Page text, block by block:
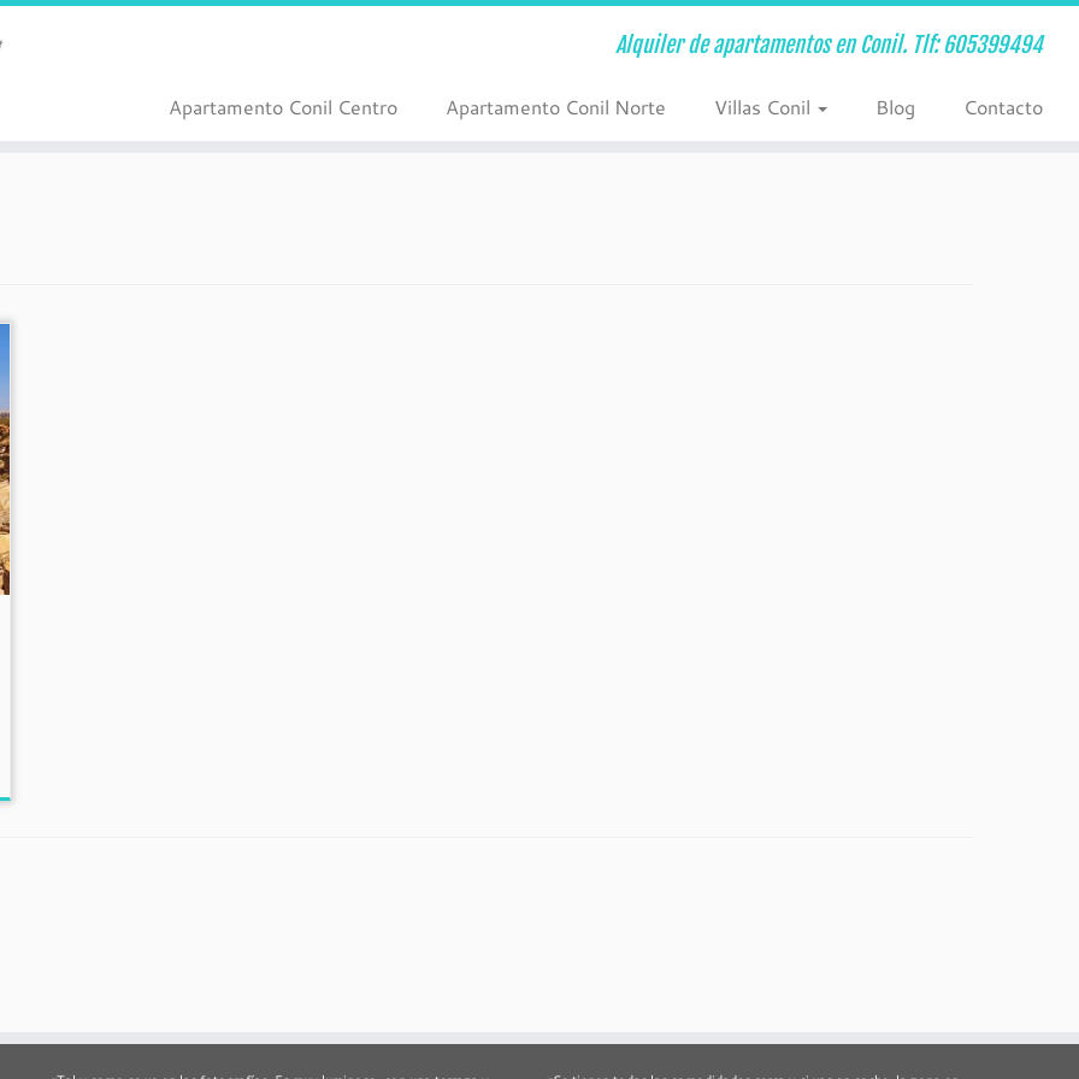
Alquiler de apartamentos en Conil. Tlf: 605399494
Apartamento Conil Centro Apartamento Conil Norte Villas Conil Blog Contacto